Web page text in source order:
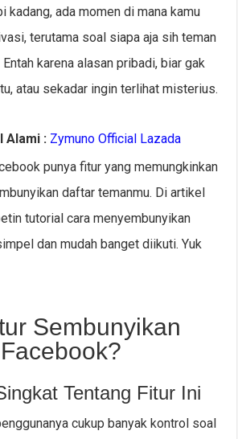
kadang, ada momen di mana kamu
terutama soal siapa aja sih teman
karena alasan pribadi, biar gak
atau sekadar ingin terlihat misterius.
Alami : Zymuno Official Lazada
punya fitur yang memungkinkan
daftar temanmu. Di artikel
tutorial cara menyembunyikan
dan mudah banget diikuti. Yuk
Sembunyikan
Tentang Fitur Ini
cukup banyak kontrol soal